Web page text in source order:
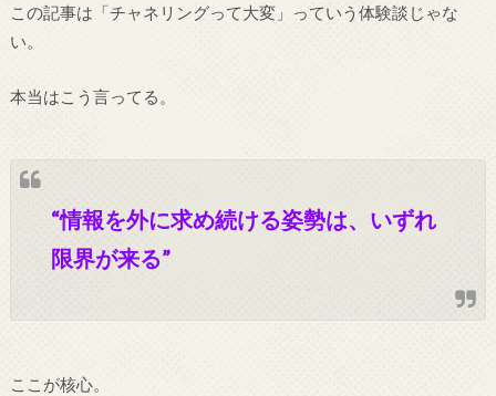
この記事は「チャネリングって大変」っていう体験談じゃな
い。
本当はこう言ってる。
“情報を外に求め続ける姿勢は、いずれ
限界が来る”
ここが核心。